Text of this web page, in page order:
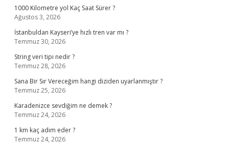
1000 Kilometre yol Kaç Saat Sürer ?
Ağustos 3, 2026
İstanbuldan Kayseri’ye hızlı tren var mı ?
Temmuz 30, 2026
String veri tipi nedir ?
Temmuz 28, 2026
Sana Bir Sır Vereceğim hangi diziden uyarlanmıştır ?
Temmuz 25, 2026
Karadenizce sevdiğim ne demek ?
Temmuz 24, 2026
1 km kaç adım eder ?
Temmuz 24, 2026